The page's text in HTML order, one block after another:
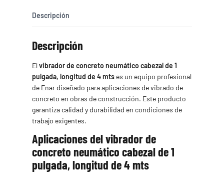
longitudDescripción
Descripción
Elvibrador de concreto neumático cabezal de 1
pulgada, longitud de 4 mts es un equipo profesional
de Enar diseñado para aplicaciones de vibrado de
concreto en obras de construcción. Este producto
garantiza calidad y durabilidad en condiciones de
trabajo exigentes.
Aplicaciones del vibrador de
concreto neumático cabezal de 1
pulgada, longitud de 4 mts